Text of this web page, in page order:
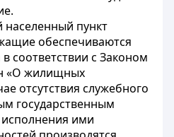
населенный пункт
обеспечиваются
с Законом
«О жилищных
отсутствия служебного
государственным
ими